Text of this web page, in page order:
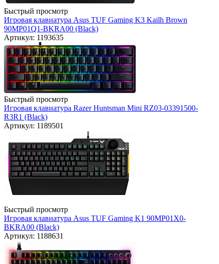
Быстрый просмотр
Игровая клавиатура Asus TUF Gaming K3 Kailh Brown
90MP01Q1-BKRA00 (Black)
Артикул: 1193635
Быстрый просмотр
Игровая клавиатура Razer Huntsman Mini RZ03-03391500-
R3R1 (Black)
Артикул: 1189501
Быстрый просмотр
Игровая клавиатура Asus TUF Gaming K1 90MP01X0-
BKRA00 (Black)
Артикул: 1188631